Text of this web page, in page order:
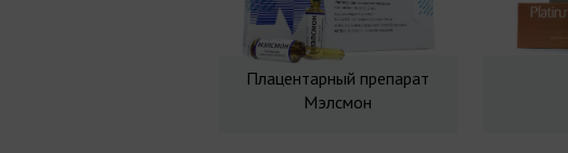
Плацентарный препарат
Мэлсмон